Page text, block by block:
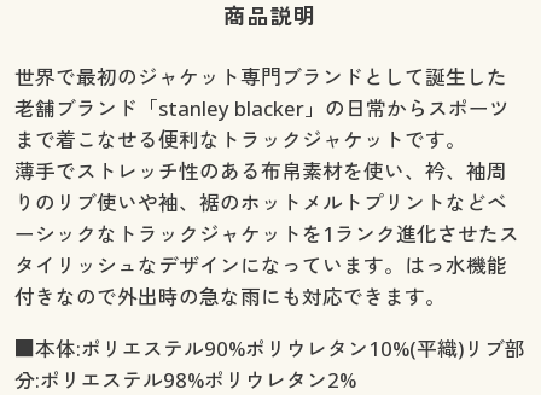
商品説明
世界で最初のジャケット専門ブランドとして誕生した
老舗ブランド「stanley blacker」の日常からスポーツ
まで着こなせる便利なトラックジャケットです。
薄手でストレッチ性のある布帛素材を使い、衿、袖周
りのリブ使いや袖、裾のホットメルトプリントなどベ
ーシックなトラックジャケットを1ランク進化させたス
タイリッシュなデザインになっています。はっ水機能
付きなので外出時の急な雨にも対応できます。
■本体:ポリエステル90%ポリウレタン10%(平織)リブ部
分:ポリエステル98%ポリウレタン2%